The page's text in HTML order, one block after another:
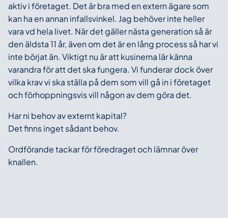
aktiv i företaget. Det är bra med en extern ägare som
kan ha en annan infallsvinkel. Jag behöver inte heller
vara vd hela livet. När det gäller nästa generation så är
den äldsta 11 år, även om det är en lång process så har vi
inte börjat än. Viktigt nu är att kusinerna lär känna
varandra för att det ska fungera. Vi funderar dock över
vilka krav vi ska ställa på dem som vill gå in i företaget
och förhoppningsvis vill någon av dem göra det.
Har ni behov av externt kapital?
Det finns inget sådant behov.
Ordförande tackar för föredraget och lämnar över
knallen.